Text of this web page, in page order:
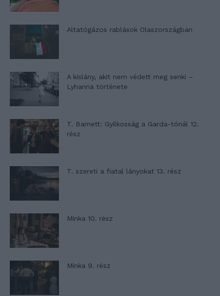
Altatógázos rablások Olaszországban
A kislány, akit nem védett meg senki –
Lyhanna története
T. Barnett: Gyilkosság a Garda-tónál 12.
rész
T. szereti a fiatal lányokat 13. rész
Minka 10. rész
Minka 9. rész